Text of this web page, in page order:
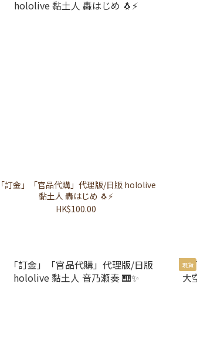
「訂金」「官品代購」代理版/日版 hololive
黏土人 轟はじめ 🐧⚡️
HK$100.00
現貨